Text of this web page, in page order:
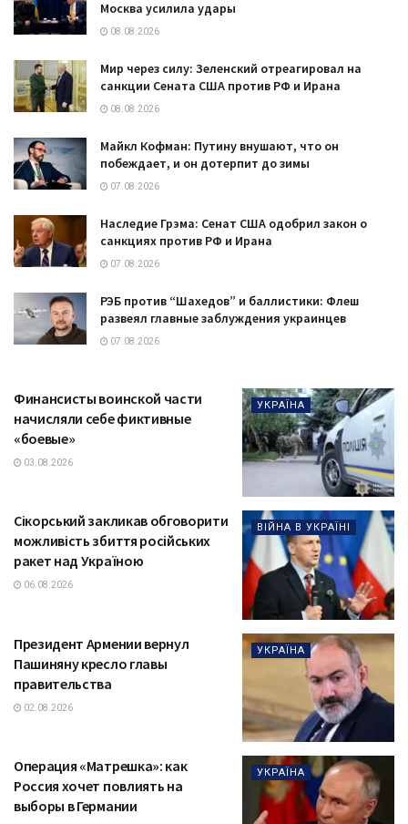
Москва усилила удары
08.08.2026
Мир через силу: Зеленский отреагировал на
санкции Сената США против РФ и Ирана
08.08.2026
Майкл Кофман: Путину внушают, что он
побеждает, и он дотерпит до зимы
07.08.2026
Наследие Грэма: Сенат США одобрил закон о
санкциях против РФ и Ирана
07.08.2026
РЭБ против “Шахедов” и баллистики: Флеш
развеял главные заблуждения украинцев
07.08.2026
УКРАЇНА
Финансисты воинской части
начисляли себе фиктивные
«боевые»
03.08.2026
ВІЙНА В УКРАЇНІ
Сікорський закликав обговорити
можливість збиття російських
ракет над Україною
06.08.2026
УКРАЇНА
Президент Армении вернул
Пашиняну кресло главы
правительства
02.08.2026
УКРАЇНА
Операция «Матрешка»: как
Россия хочет повлиять на
выборы в Германии